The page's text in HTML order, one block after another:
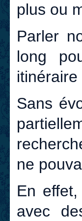
plus ou
Parler
long
Sans
ne
En
avec